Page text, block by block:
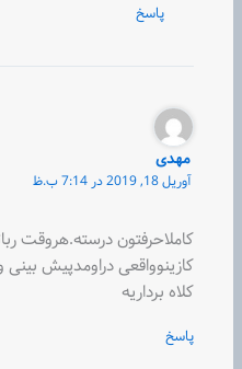
پاسخ
مهدی
آوریل 18, 2019 در 7:14 ب.ظ
کاملاحرفتون درسته.هروقت
کازینوواقعی دراومدپیش
کلاه برداریه
پاسخ